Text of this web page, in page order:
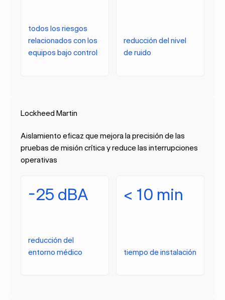
todos los riesgos
relacionados con los
equipos bajo control
reducción del nivel
de ruido
Lockheed Martin
Aislamiento eficaz que mejora la precisión de las
pruebas de misión crítica y reduce las interrupciones
operativas
-25 dBA
reducción del
entorno médico
< 10 min
tiempo de instalación